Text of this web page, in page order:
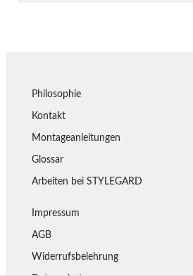
Philosophie
Kontakt
Montageanleitungen
Glossar
Arbeiten bei STYLEGARD
Impressum
AGB
Widerrufsbelehrung